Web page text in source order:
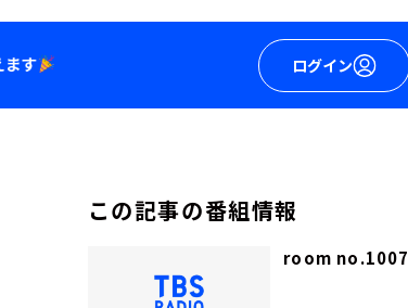
ログイン
この記事の番組情報
room no.1007